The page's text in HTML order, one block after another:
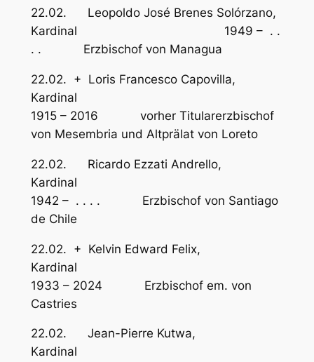
22.02. Leopoldo José Brenes Solórzano,
Kardinal 1949 – . .
. . Erzbischof von Managua
22.02. + Loris Francesco Capovilla,
Kardinal
1915 – 2016 vorher Titularerzbischof
von Mesembria und Altprälat von Loreto
22.02. Ricardo Ezzati Andrello,
Kardinal
1942 – . . . . Erzbischof von Santiago
de Chile
22.02. + Kelvin Edward Felix,
Kardinal
1933 – 2024 Erzbischof em. von
Castries
22.02. Jean-Pierre Kutwa,
Kardinal